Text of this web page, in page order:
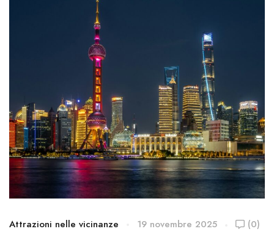
Attrazioni nelle vicinanze 19 novembre 2025 (0)